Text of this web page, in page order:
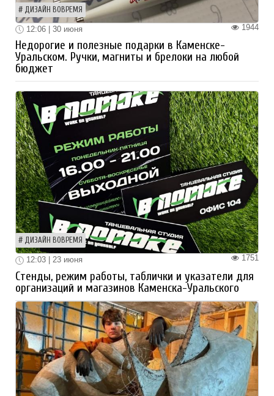
ДИЗАЙН ВОВРЕМЯ
1944
12:06 | 30 июня
Недорогие и полезные подарки в Каменске-
Уральском. Ручки, магниты и брелоки на любой
бюджет
ДИЗАЙН ВОВРЕМЯ
1751
12:03 | 23 июня
Стенды, режим работы, таблички и указатели для
организаций и магазинов Каменска-Уральского